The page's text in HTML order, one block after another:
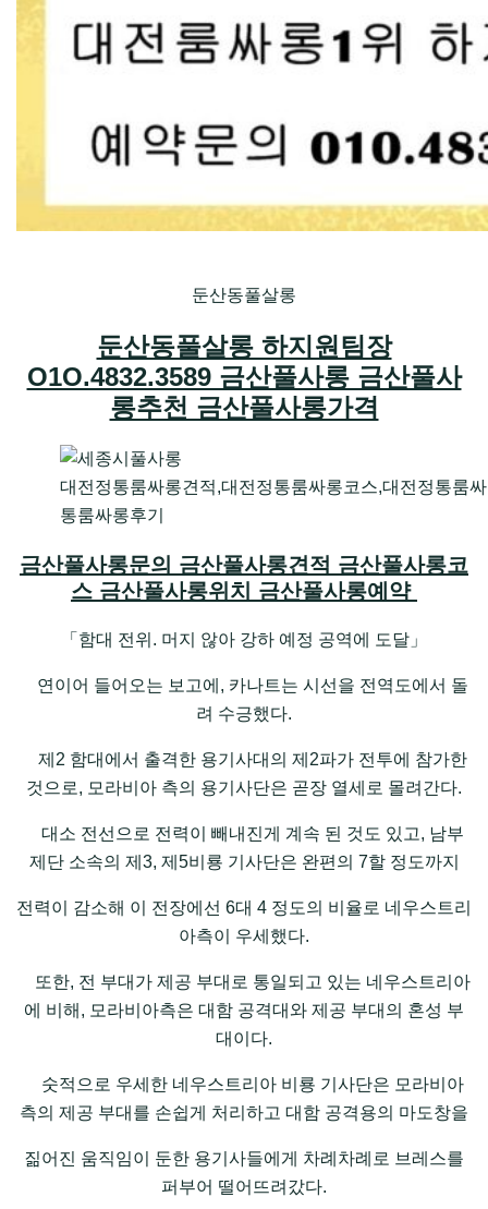
둔산동풀살롱
둔산동풀살롱 하지원팀장
O1O.4832.3589 금산풀사롱 금산풀사
롱추천 금산풀사롱가격
대전정통룸싸롱견적,대전정통룸싸롱코스,대전정통룸
통룸싸롱후기
금산풀사롱문의 금산풀사롱견적 금산풀사롱코
스 금산풀사롱위치 금산풀사롱예약
「함대 전위. 머지 않아 강하 예정 공역에 도달」
연이어 들어오는 보고에, 카나트는 시선을 전역도에서 돌
려 수긍했다.
제2 함대에서 출격한 용기사대의 제2파가 전투에 참가한
것으로, 모라비아 측의 용기사단은 곧장 열세로 몰려간다.
대소 전선으로 전력이 빼내진게 계속 된 것도 있고, 남부
제단 소속의 제3, 제5비룡 기사단은 완편의 7할 정도까지
전력이 감소해 이 전장에선 6대 4 정도의 비율로 네우스트리
아측이 우세했다.
또한, 전 부대가 제공 부대로 통일되고 있는 네우스트리아
에 비해, 모라비아측은 대함 공격대와 제공 부대의 혼성 부
대이다.
숫적으로 우세한 네우스트리아 비룡 기사단은 모라비아
측의 제공 부대를 손쉽게 처리하고 대함 공격용의 마도창을
짊어진 움직임이 둔한 용기사들에게 차례차례로 브레스를
퍼부어 떨어뜨려갔다.